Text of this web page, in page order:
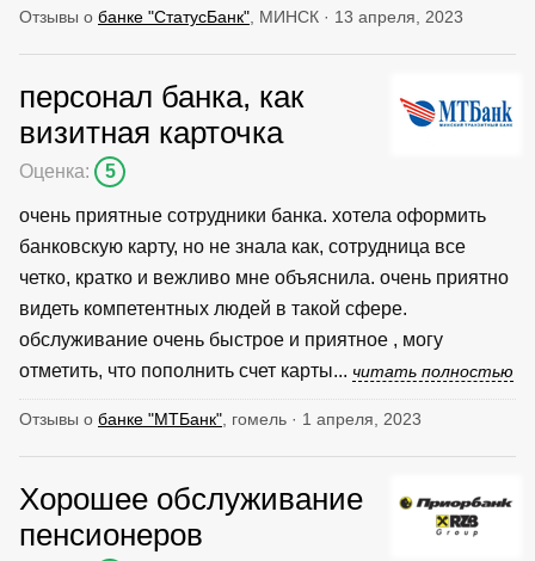
Отзывы о банке "СтатусБанк" , МИНСК · 13 апреля, 2023
персонал банка, как
визитная карточка
Оценка: 5
очень приятные сотрудники банка. хотела оформить
банковскую карту, но не знала как, сотрудница все
четко, кратко и вежливо мне объяснила. очень приятно
видеть компетентных людей в такой сфере.
обслуживание очень быстрое и приятное , могу
отметить, что пополнить счет карты... читать полностью
Отзывы о банке "МТБанк" , гомель · 1 апреля, 2023
Хорошее обслуживание
пенсионеров